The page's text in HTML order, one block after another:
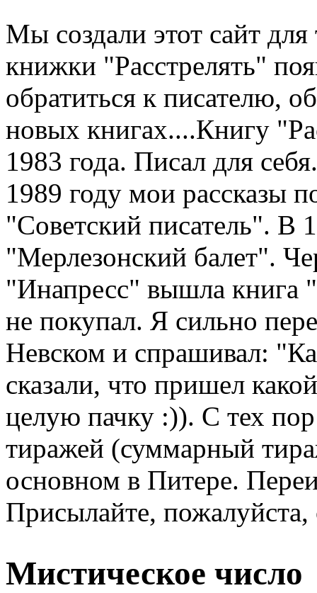
Мы создали этот сайт
книжки "Расстрелять"
обратиться к писателю,
новых книгах....Книгу
1983 года. Писал для
1989 году мои рассказы
"Советский писатель". В
"Мерлезонский балет".
"Инапресс" вышла книга
не покупал. Я сильно
Невском и спрашивал:
сказали, что пришел
целую пачку :)). С тех
тиражей (суммарный
основном в Питере.
Присылайте,
Мистическое число